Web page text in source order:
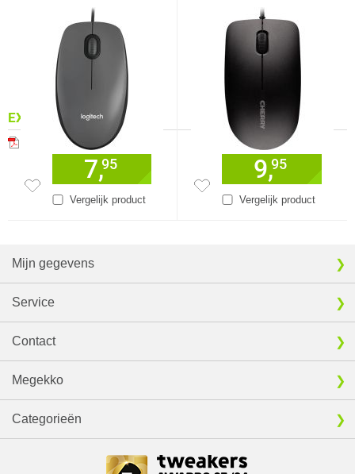
EXTRA INFORMATIE
Download specificatie sheet
Vergelijk product
7,95
Vergelijk product
9,95
Mijn gegevens
Service
Contact
Megekko
Categorieën